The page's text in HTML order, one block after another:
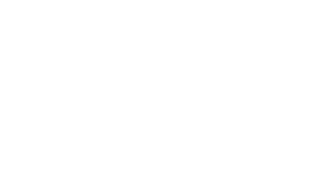
مانند جریان برش و سیکل کاری را به
است.